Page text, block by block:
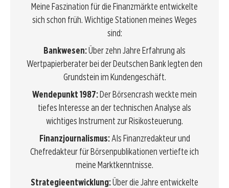
Meine Faszination für die Finanzmärkte entwickelte
sich schon früh. Wichtige Stationen meines Weges
sind:
Bankwesen:Über zehn Jahre Erfahrung als
Wertpapierberater bei der Deutschen Bank legten den
Grundstein im Kundengeschäft.
Wendepunkt 1987:Der Börsencrash weckte mein
tiefes Interesse an der technischen Analyse als
wichtiges Instrument zur Risikosteuerung.
Finanzjournalismus:Als Finanzredakteur und
Chefredakteur für Börsenpublikationen vertiefte ich
meine Marktkenntnisse.
Strategieentwicklung:Über die Jahre entwickelte